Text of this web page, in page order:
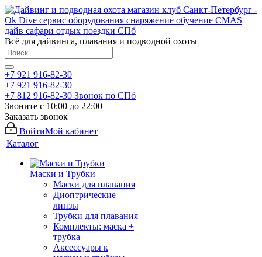
Всё для дайвинга, плавания и подводной охоты
+7 921 916-82-30
+7 921 916-82-30
+7 812 916-82-30 Звонок по СПб
Звоните с 10:00 до 22:00
Заказать звонок
ВойтиМой кабинет
Каталог
Маски и Трубки
Маски для плавания
Диоптрические
линзы
Трубки для плавания
Комплекты: маска +
трубка
Аксессуары к